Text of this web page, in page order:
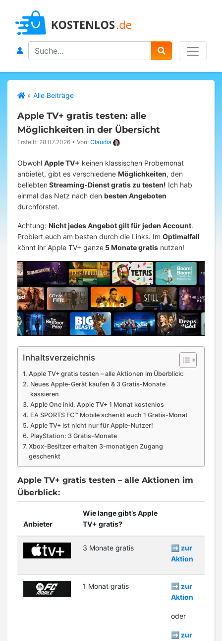
Search
» Alle Beiträge
Apple TV+ gratis testen: alle
Möglichkeiten in der Übersicht
Erstellt: 28.07.2026 • Von: Claudia
Obwohl Apple TV+ keinen klassischen Probemonat
anbietet, gibt es verschiedene Möglichkeiten, den
beliebten Streaming-Dienst gratis zu testen! Ich hab
einmal das Netz nach den besten Angeboten
durchforstet.
Achtung: Nicht jedes Angebot gilt für jeden Account.
Probiert euch am besten durch die Links. Im Optimalfall
könnt ihr Apple TV+ ganze 5 Monate gratis nutzen!
Inhaltsverzeichnis
Apple TV+ gratis testen – alle Aktionen im Überblick:
Neues Apple-Gerät kaufen & 3 Gratis-Monate
kassieren
Apple One inkl. Apple TV+ 1 Monat kostenlos
EA SPORTS FC™ Mobile schenkt euch 1 Gratis-Monat
Apple TV+ ist nicht nur für Apple-Nutzer!
PlayStation: 3 Gratis-Monate
Xbox-Besitzer erhalten 3-monatigen Zugang
geschenkt
Apple TV+ gratis testen – alle Aktionen im
Überblick:
Anbieter
Wie lange gibt’s Apple
TV+ gratis?
3 Monate gratis
➡️ zur
Aktion
1 Monat gratis
➡️ zur
Aktion
oder
➡️ zur